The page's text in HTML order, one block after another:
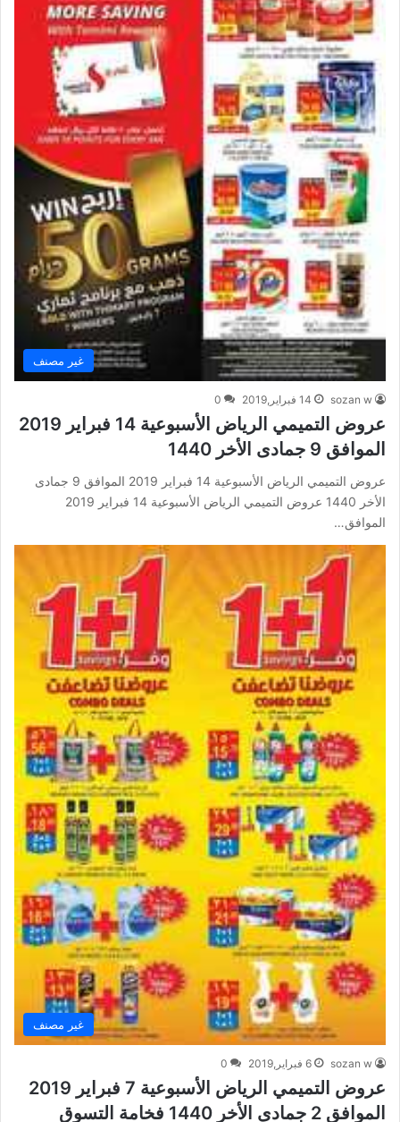
غير مصنف
sozan w 14 فبراير,2019 0
عروض التميمي الرياض الأسبوعية 14 فبراير 2019
الموافق 9 جمادى الأخر 1440
عروض التميمي الرياض الأسبوعية 14 فبراير 2019 الموافق 9 جمادى
الأخر 1440 عروض التميمي الرياض الأسبوعية 14 فبراير 2019
الموافق…
غير مصنف
sozan w 6 فبراير,2019 0
عروض التميمي الرياض الأسبوعية 7 فبراير 2019
الموافق 2 جمادى الأخر 1440 فخامة التسوق